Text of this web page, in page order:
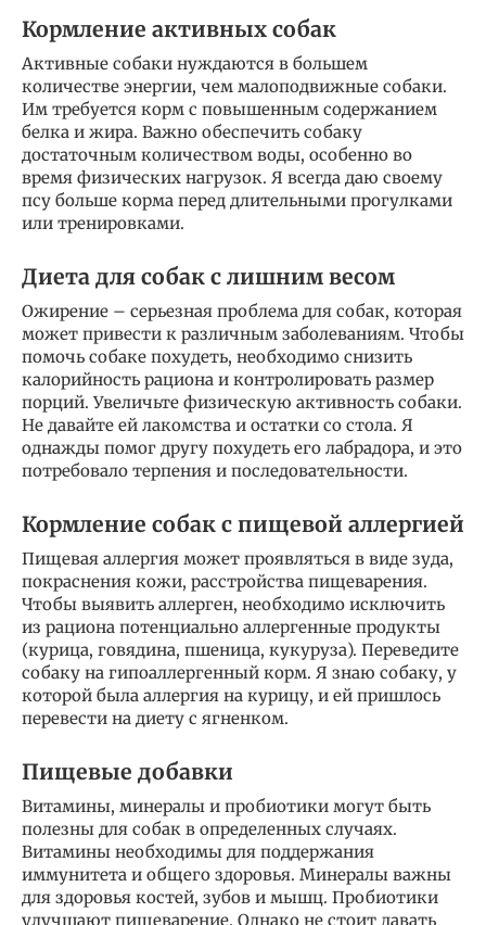
Кормление активных собак
Активные собаки нуждаются в большем
количестве энергии, чем малоподвижные собаки.
Им требуется корм с повышенным содержанием
белка и жира. Важно обеспечить собаку
достаточным количеством воды, особенно во
время физических нагрузок. Я всегда даю своему
псу больше корма перед длительными прогулками
или тренировками.
Диета для собак с лишним весом
Ожирение – серьезная проблема для собак, которая
может привести к различным заболеваниям. Чтобы
помочь собаке похудеть, необходимо снизить
калорийность рациона и контролировать размер
порций. Увеличьте физическую активность собаки.
Не давайте ей лакомства и остатки со стола. Я
однажды помог другу похудеть его лабрадора, и это
потребовало терпения и последовательности.
Кормление собак с пищевой аллергией
Пищевая аллергия может проявляться в виде зуда,
покраснения кожи, расстройства пищеварения.
Чтобы выявить аллерген, необходимо исключить
из рациона потенциально аллергенные продукты
(курица, говядина, пшеница, кукуруза). Переведите
собаку на гипоаллергенный корм. Я знаю собаку, у
которой была аллергия на курицу, и ей пришлось
перевести на диету с ягненком.
Пищевые добавки
Витамины, минералы и пробиотики могут быть
полезны для собак в определенных случаях.
Витамины необходимы для поддержания
иммунитета и общего здоровья. Минералы важны
для здоровья костей, зубов и мышц. Пробиотики
улучшают пищеварение. Однако не стоит давать